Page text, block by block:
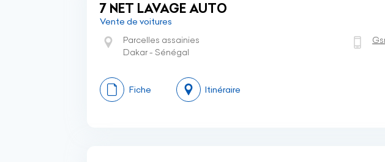
7 NET LAVAGE AUTO
Vente de voitures
Parcelles assainies
Dakar - Sénégal
Fiche Itinéraire